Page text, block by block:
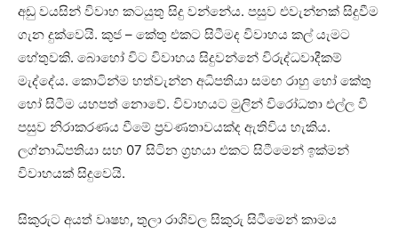
අඩු වයසින් විවාහ කටයුතු සිදු වන්නේය. පසුව එවැන්නක්‌ සිදුවීම
ගැන දුක්‌වෙයි. කුජ – කේතු එකට සිටීමද විවාහය කල් යැමට
හේතුවකි. බොහෝ විට විවාහය සිදුවන්නේ විරුද්ධවාදීකම්
මැද්දේය. කොටින්ම හත්වැන්න අධිපතියා සමඟ රාහු හෝ කේතු
හෝ සිටීම යහපත් නොවේ. විවාහයට මුලින් විරෝධතා එල්ල වී
පසුව නිරාකරණය වීමේ ප්‍රවණතාවයක්‌ද ඇතිවිය හැකිය.
ලග්නාධිපතියා සහ 07 සිටින ග්‍රහයා එකට සිටීමෙන් ඉක්‌මන්
විවාහයක්‌ සිදුවෙයි.
සිකුරුට අයත් වෘෂභ, තුලා රාශිවල සිකුරු සිටීමෙන් කාමය